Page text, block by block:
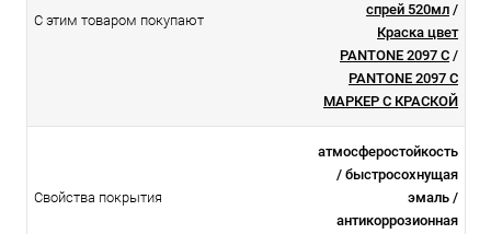
С этим товаром покупают
спрей 520мл /
Краска цвет
PANTONE 2097 C /
PANTONE 2097 C
МАРКЕР С КРАСКОЙ
Свойства покрытия
атмосферостойкоcть
/ быстросохнущая
эмаль /
антикоррозионная